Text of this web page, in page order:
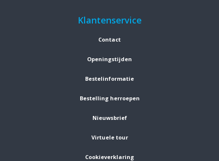
Klantenservice
Contact
Openingstijden
Bestelinformatie
Bestelling herroepen
Nieuwsbrief
Virtuele tour
Cookieverklaring